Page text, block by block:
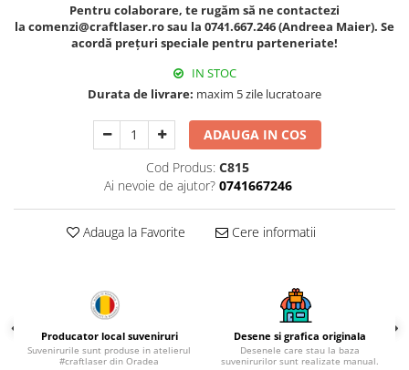
Palatul Alexandru Ioan Cuza,
Ruginoasa
Pentru colaborare, te rugăm să ne contactezi
la comenzi@craftlaser.ro sau la 0741.667.246 (Andreea Maier). Se
acordă prețuri speciale pentru parteneriate!
IN STOC
Durata de livrare: maxim 5 zile lucratoare
ADAUGA IN COS
Cod Produs: C815
Ai nevoie de ajutor? 0741667246
Adauga la Favorite Cere informatii
Producator local suveniruri
Suvenirurile sunt produse in atelierul
#craftlaser din Oradea
Desene si grafica originala
Desenele care stau la baza
suvenirurilor sunt realizate manual.